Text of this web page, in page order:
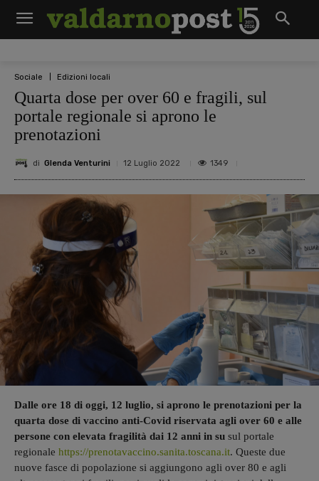
Sociale Edizioni locali
Quarta dose per over 60 e fragili, sul
portale regionale si aprono le
prenotazioni
di Glenda Venturini 12 Luglio 2022 1349
Dalle ore 18 di oggi, 12 luglio, si aprono le prenotazioni per la
quarta dose di vaccino anti-Covid riservata agli over 60 e alle
persone con elevata fragilità dai 12 anni in su sul portale
regionale https://prenotavaccino.sanita.toscana.it. Queste due
nuove fasce di popolazione si aggiungono agli over 80 e agli